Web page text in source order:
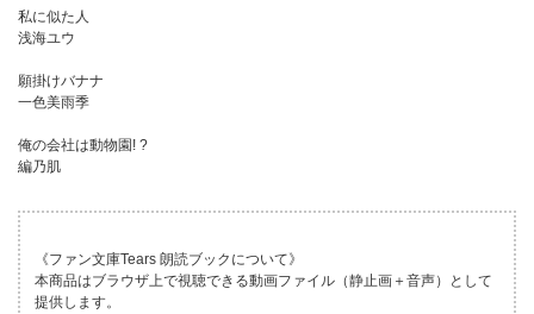
私に似た人
浅海ユウ
願掛けバナナ
一色美雨季
俺の会社は動物園! ?
編乃肌
《ファン文庫Tears 朗読ブックについて》
本商品はブラウザ上で視聴できる動画ファイル（静止画＋音声）として
提供します。